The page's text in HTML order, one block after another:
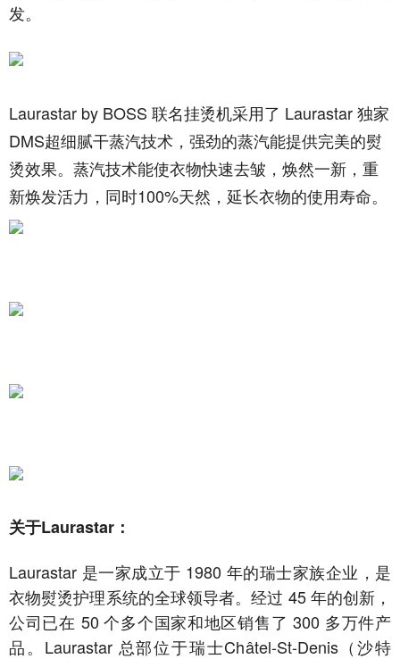
发。
Laurastar by BOSS 联名挂烫机采用了 Laurastar 独家
DMS超细腻干蒸汽技术，强劲的蒸汽能提供完美的熨
烫效果。蒸汽技术能使衣物快速去皱，焕然一新，重
新焕发活力，同时100%天然，延长衣物的使用寿命。
关于Laurastar：
Laurastar 是一家成立于 1980 年的瑞士家族企业，是
衣物熨烫护理系统的全球领导者。经过 45 年的创新，
公司已在 50 个多个国家和地区销售了 300 多万件产
品。Laurastar 总部位于瑞士Châtel-St-Denis（沙特